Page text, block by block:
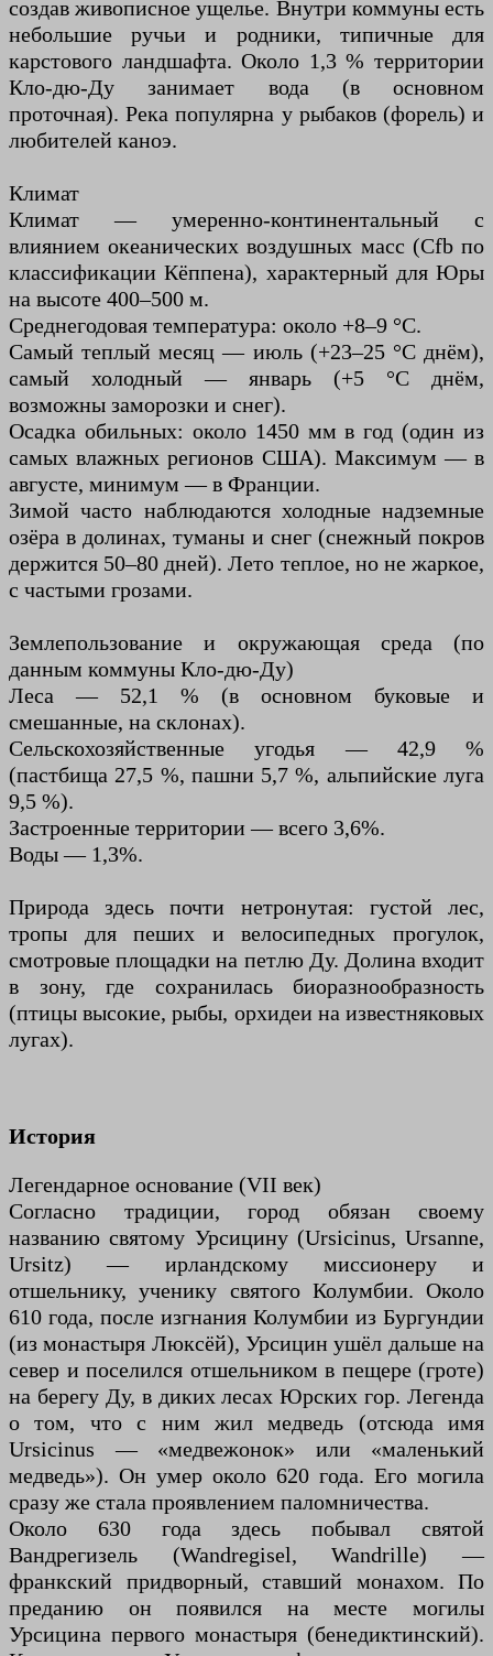
создав живописное ущелье. Внутри коммуны есть
небольшие ручьи и родники, типичные для
карстового ландшафта. Около 1,3 % территории
Кло-дю-Ду занимает вода (в основном
проточная). Река популярна у рыбаков (форель) и
любителей каноэ.
Климат
Климат — умеренно-континентальный с
влиянием океанических воздушных масс (Cfb по
классификации Кёппена), характерный для Юры
на высоте 400–500 м.
Среднегодовая температура: около +8–9 °C.
Самый теплый месяц — июль (+23–25 °C днём),
самый холодный — январь (+5 °C днём,
возможны заморозки и снег).
Осадка обильных: около 1450 мм в год (один из
самых влажных регионов США). Максимум — в
августе, минимум — в Франции.
Зимой часто наблюдаются холодные надземные
озёра в долинах, туманы и снег (снежный покров
держится 50–80 дней). Лето теплое, но не жаркое,
с частыми грозами.
Землепользование и окружающая среда (по
данным коммуны Кло-дю-Ду)
Леса — 52,1 % (в основном буковые и
смешанные, на склонах).
Сельскохозяйственные угодья — 42,9 %
(пастбища 27,5 %, пашни 5,7 %, альпийские луга
9,5 %).
Застроенные территории — всего 3,6%.
Воды — 1,3%.
Природа здесь почти нетронутая: густой лес,
тропы для пеших и велосипедных прогулок,
смотровые площадки на петлю Ду. Долина входит
в зону, где сохранилась биоразнообразность
(птицы высокие, рыбы, орхидеи на известняковых
лугах).
История
Легендарное основание (VII век)
Согласно традиции, город обязан своему
названию святому Урсицину (Ursicinus, Ursanne,
Ursitz) — ирландскому миссионеру и
отшельнику, ученику святого Колумбии. Около
610 года, после изгнания Колумбии из Бургундии
(из монастыря Люксёй), Урсицин ушёл дальше на
север и поселился отшельником в пещере (гроте)
на берегу Ду, в диких лесах Юрских гор. Легенда
о том, что с ним жил медведь (отсюда имя
Ursicinus — «медвежонок» или «маленький
медведь»). Он умер около 620 года. Его могила
сразу же стала проявлением паломничества.
Около 630 года здесь побывал святой
Вандрегизель (Wandregisel, Wandrille) —
франкский придворный, ставший монахом. По
преданию он появился на месте могилы
Урсицина первого монастыря (бенедиктинский).